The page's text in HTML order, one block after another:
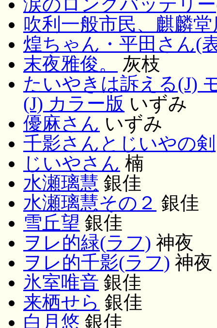
吹利一般市民、麒麟堂
煌ちゃん・平田さん(
末夜雅俊。
灰枝
たいやきは訴える(J)
(J) カラー版 いずみ
優麻さん いずみ
千影さんとじいやの剣
じいやさん 楠
水瀬璃慧 銀佳
水瀬璃慧その２ 銀佳
雪丘望 銀佳
ヲレ的緑(ラフ) 神夜
ヲレ的千影(ラフ) 神夜
氷室唯音 銀佳
来栖せら 銀佳
白月悠 銀佳